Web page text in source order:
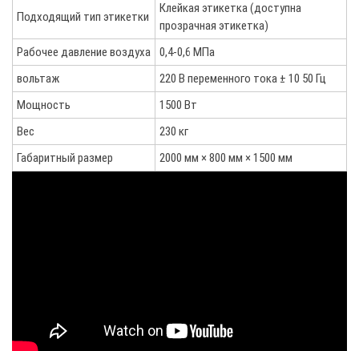
Подходящий тип этикетки
Клейкая этикетка (доступна
прозрачная этикетка)
Рабочее давление воздуха
0,4-0,6 МПа
вольтаж
220 В переменного тока ± 10 50 Гц
Мощность
1500 Вт
Вес
230 кг
Габаритный размер
2000 мм × 800 мм × 1500 мм